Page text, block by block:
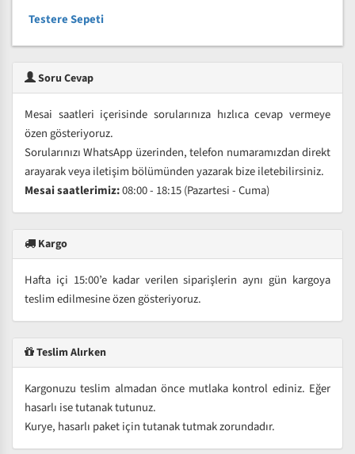
Testere Sepeti
Soru Cevap
Mesai saatleri içerisinde sorularınıza hızlıca cevap vermeye
özen gösteriyoruz.
Sorularınızı WhatsApp üzerinden, telefon numaramızdan direkt
arayarak veya iletişim bölümünden yazarak bize iletebilirsiniz.
Mesai saatlerimiz:08:00 - 18:15 (Pazartesi - Cuma)
Kargo
Hafta içi 15:00’e kadar verilen siparişlerin aynı gün kargoya
teslim edilmesine özen gösteriyoruz.
Teslim Alırken
Kargonuzu teslim almadan önce mutlaka kontrol ediniz. Eğer
hasarlı ise tutanak tutunuz.
Kurye, hasarlı paket için tutanak tutmak zorundadır.